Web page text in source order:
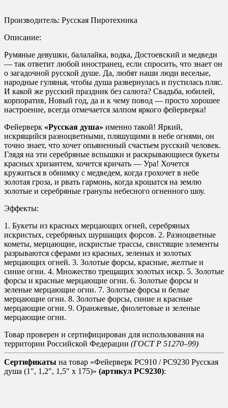
Производитель: Русская Пиротехника
Описание:
Румяные девушки, балалайка, водка, Достоевский и медведи
— так ответит любой иностранец, если спросить, что знает он
о загадочной русской душе. Да, любят наши люди веселые,
народные гулянья, чтобы душа развернулась и пустилась пляс.
И какой же русский праздник без салюта? Свадьба, юбилей,
корпоратив, Новый год, да и к чему повод — просто хорошее
настроение, всегда отмечается залпом яркого фейерверка!
Фейерверк «Русская душа» именно такой! Яркий,
искрящийся разноцветными, пляшущими в небе огнями, он
точно знает, что хочет опьяненный счастьем русский человек.
Глядя на эти серебряные вспышки и раскрывающиеся букеты
красных хризантем, хочется кричать — Ура! Хочется
кружиться в обнимку с медведем, когда грохочет в небе
золотая гроза, и рвать гармонь, когда крошатся на землю
золотые и серебряные гранулы небесного огненного шоу.
Эффекты:
1. Букеты из красных мерцающих огней, серебряных
искристых, серебряных шуршащих форсов. 2. Разноцветные
кометы, мерцающие, искристые трассы, свистящие элементы
разрываются сферами из красных, зеленых и золотых
мерцающих огней. 3. Золотые форсы, красные, желтые и
синие огни. 4. Множество трещащих золотых искр. 5. Золотые
форсы и красные мерцающие огни. 6. Золотые форсы и
зеленые мерцающие огни. 7. Золотые форсы и белые
мерцающие огни. 8. Золотые форсы, синие и красные
мерцающие огни. 9. Оранжевые, фиолетовые и зеленые
мерцающие огни.
Товар проверен и сертифицирован для использования на
территории Российской Федерации (ГОСТ Р 51270–99)
Сертификаты на товар «Фейерверк РС910 / РС9230 Русская
душа (1″, 1,2″, 1,5″ х 175)» (артикул РС9230):